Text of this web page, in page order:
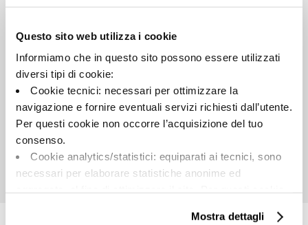
Questo sito web utilizza i cookie
Informiamo che in questo sito possono essere utilizzati
diversi tipi di cookie:
Cookie tecnici: necessari per ottimizzare la
navigazione e fornire eventuali servizi richiesti dall’utente.
Per questi cookie non occorre l’acquisizione del tuo
consenso.
Cookie analytics/statistici: equiparati ai tecnici, sono
necessari per elaborare statistiche anonime ed
Cookie di profilazione/marketing: sono utilizzati, solo
Mostra dettagli
Weiß
Dekor
Format:
120.0x278.0
anpoliert
glänzend
Schattierung:
Maßeinheit:
PZ